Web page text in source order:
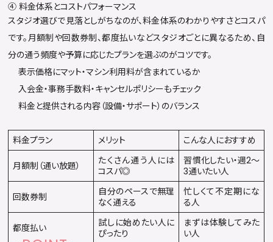
④ 料金体系とコストパフォーマンス
スタジオ選びで見落としがちなのが、料金体系のわかりやすさとコスパ
です。月額制や回数券制、都度払いなどスタジオごとに異なるため、自
分の通う頻度や予算に応じたプランを選ぶのがコツです。
表示価格にマット・マシン利用料が含まれているか
入会金・事務手数料・キャンセルポリシーもチェック
料金と提供される内容（設備・サポート）のバランス
料金プラン メリット こんな人におすすめ
月額制（通い放題）
たくさん通う人には
コスパ◎
習慣化したい・週2〜
3通いたい人
回数券制
自分のペースで無理
なく通える
忙しくて不定期にな
る人
都度払い
試しに始めたい人に
ぴったり
まずは体験してみた
い人